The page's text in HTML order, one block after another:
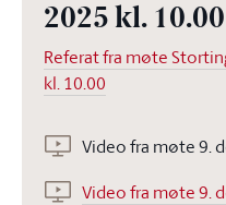
2025 kl. 10.00
Referat fra møte
kl. 10.00
Video fra møte 9.
Video fra møte 9.